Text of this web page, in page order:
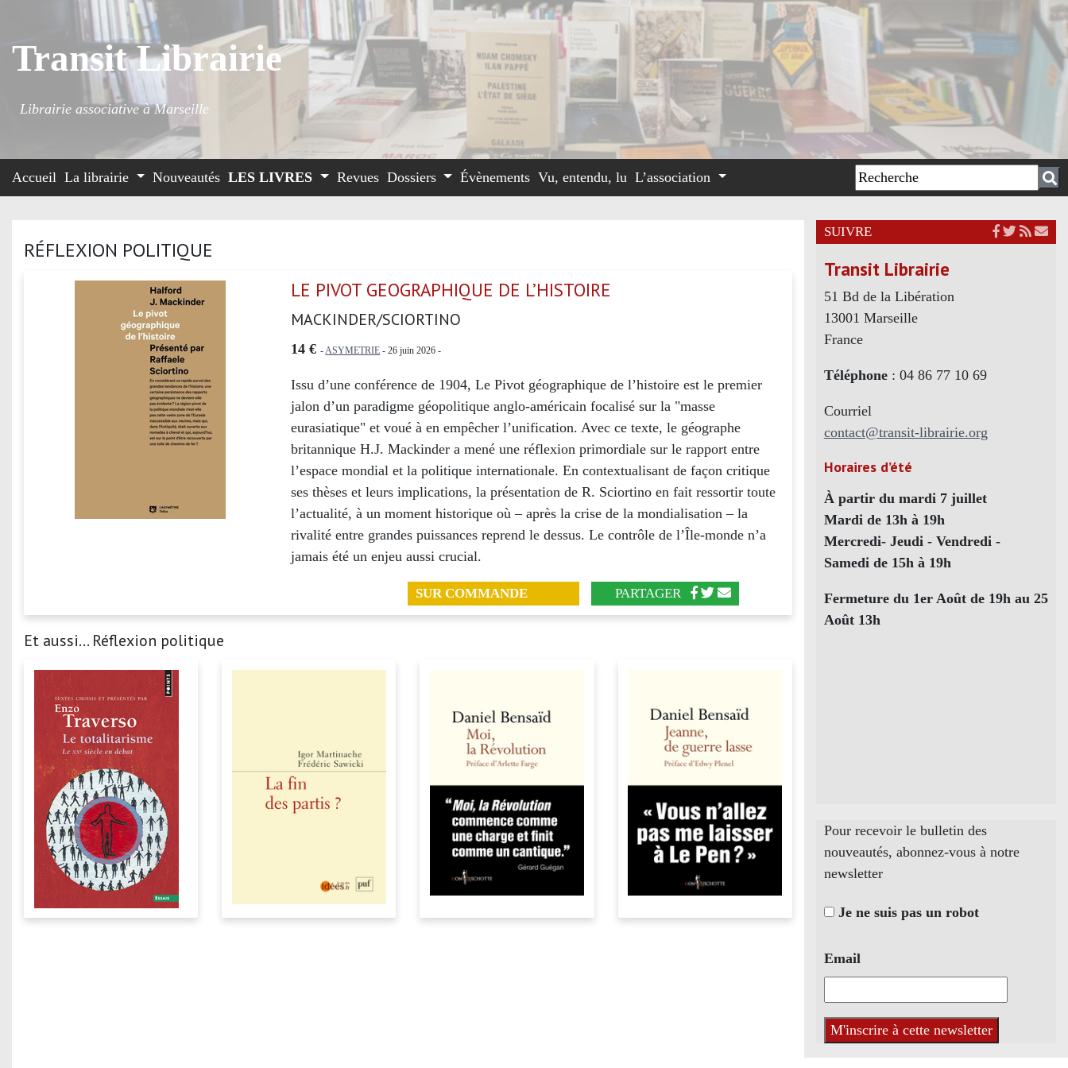
Transit Librairie
Librairie associative à Marseille
Accueil La librairie Nouveautés LES LIVRES Revues Dossiers Évènements Vu, entendu, lu L’association
RÉFLEXION POLITIQUE
LE PIVOT GEOGRAPHIQUE DE L’HISTOIRE
MACKINDER/SCIORTINO
14 € - ASYMETRIE - 26 juin 2026 -
Issu d’une conférence de 1904, Le Pivot géographique de l’histoire est le premier
jalon d’un paradigme géopolitique anglo-américain focalisé sur la "masse
eurasiatique" et voué à en empêcher l’unification. Avec ce texte, le géographe
britannique H.J. Mackinder a mené une réflexion primordiale sur le rapport entre
l’espace mondial et la politique internationale. En contextualisant de façon critique
ses thèses et leurs implications, la présentation de R. Sciortino en fait ressortir toute
l’actualité, à un moment historique où – après la crise de la mondialisation – la
rivalité entre grandes puissances reprend le dessus. Le contrôle de l’Île-monde n’a
jamais été un enjeu aussi crucial.
SUR COMMANDE PARTAGER
Et aussi... Réflexion politique
SUIVRE
Transit Librairie
51 Bd de la Libération
13001 Marseille
France
Téléphone: 04 86 77 10 69
Courriel
contact@transit-librairie.org
Horaires d’été
À partir du mardi 7 juillet
Mardi de 13h à 19h
Mercredi- Jeudi - Vendredi -
Samedi de 15h à 19h
Fermeture du 1er Août de 19h au 25
Août 13h
Pour recevoir le bulletin des
nouveautés, abonnez-vous à notre
newsletter
Je ne suis pas un robot
Email